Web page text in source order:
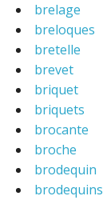
brelage
breloques
bretelle
brevet
briquet
briquets
brocante
broche
brodequin
brodequins